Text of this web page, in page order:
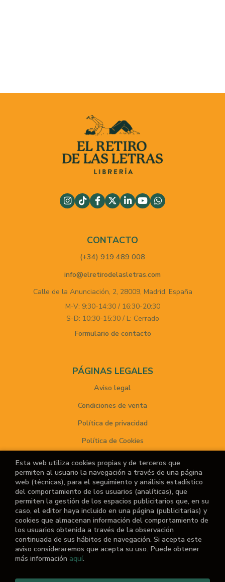
CONTACTO
(+34) 919 489 008
info@elretirodelasletras.com
Calle de la Anunciación, 2, 28009, Madrid, España
M-V: 9:30-14:30 / 16:30-20:30
S-D: 10:30-15:30 / L: Cerrado
Formulario de contacto
PÁGINAS LEGALES
Aviso legal
Condiciones de venta
Política de privacidad
Política de Cookies
ATENCIÓN AL CLIENTE
Quiénes somos
Noticias
¿No encuentras el libro que buscas?
Esta web utiliza cookies propias y de terceros que
permiten al usuario la navegación a través de una página
web (técnicas), para el seguimiento y análisis estadístico
del comportamiento de los usuarios (analíticas), que
permiten la gestión de los espacios publicitarios que, en su
caso, el editor haya incluido en una página (publicitarias) y
cookies que almacenan información del comportamiento de
los usuarios obtenida a través de la observación
continuada de sus hábitos de navegación. Si acepta este
aviso consideraremos que acepta su uso. Puede obtener
más información aquí.